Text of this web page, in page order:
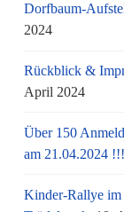
Dorfbaum-
2024
Rückblick &
April 2024
Über 150
am 21.04.2024 !!!
Kinder-Rallye im